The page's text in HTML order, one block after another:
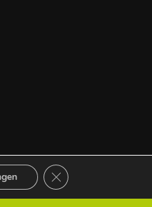
GDPR Cookie-